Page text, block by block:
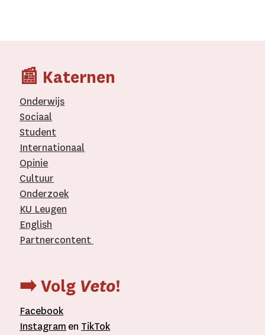
📰 Katernen
Onderwijs
Sociaal
Student
Internationaal­
Opinie
Cultuur
Onderzoek
KU Leugen
English
Partnercontent
➡️ Volg Veto!
Facebook
Instagram en TikTok